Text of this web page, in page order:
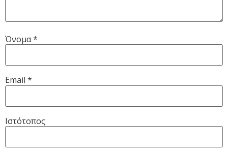
Όνομα*
Email *
Ιστότοπος